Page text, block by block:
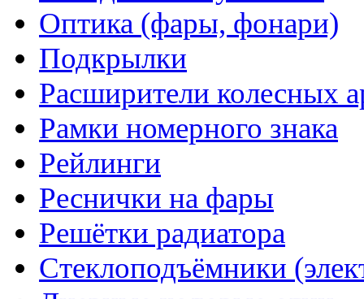
Оптика (фары, фонари)
Подкрылки
Расширители колесных
Рамки номерного знака
Рейлинги
Реснички на фары
Решётки радиатора
Стеклоподъёмники